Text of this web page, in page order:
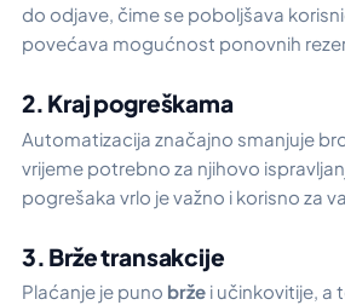
do odjave, čime se poboljšava
povećava mogućnost ponovnih
2. Kraj pogreškama
Automatizacija značajno smanjuje
vrijeme potrebno za njihovo
pogrešaka vrlo je važno i korisno za
3. Brže transakcije
Plaćanje je puno brže i učinkovitije, a